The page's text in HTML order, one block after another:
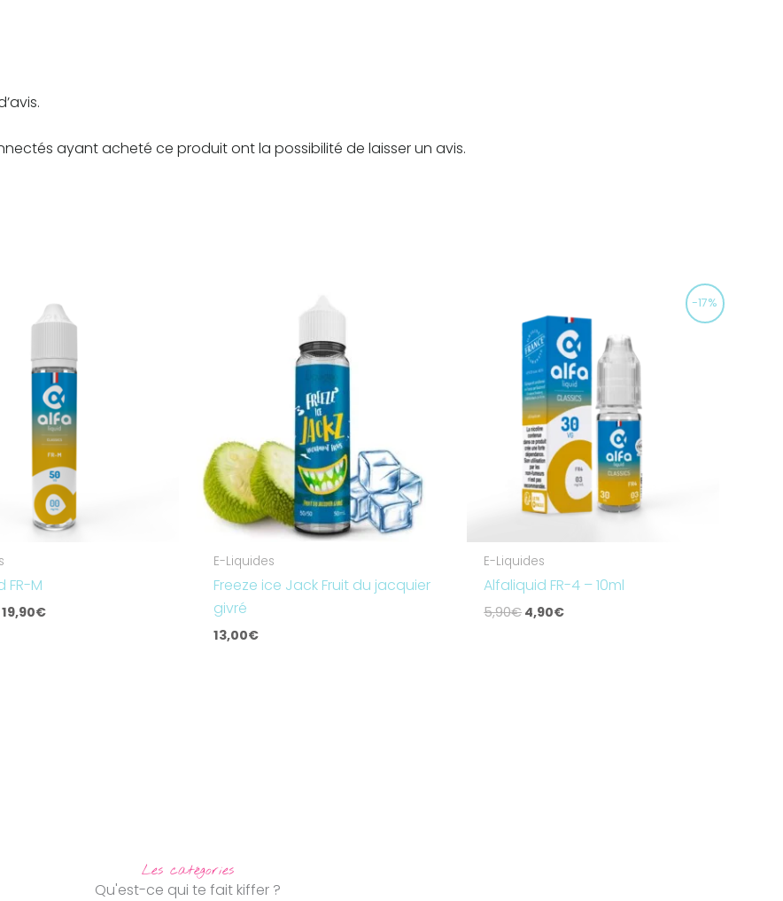
ayant acheté ce produit ont la possibilité de laisser un avis.
FR-M
19,90€
de
prix :
à
19,90€
E-Liquides
Freeze ice Jack Fruit du jacquier
givré
13,00€
-17%
E-Liquides
Alfaliquid FR-4 – 10ml
5,90€
prix
initial
était :
5,90€.
4,90€
prix
actuel
est :
4,90€.
Les catégories
Qu'est-ce qui te fait kiffer ?